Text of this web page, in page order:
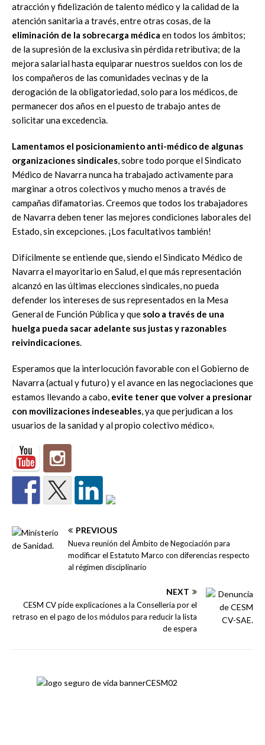
atracción y fidelización de talento médico y la calidad de la
atención sanitaria a través, entre otras cosas, de la
eliminación de la sobrecarga médica en todos los ámbitos;
de la supresión de la exclusiva sin pérdida retributiva; de la
mejora salarial hasta equiparar nuestros sueldos con los de
los compañeros de las comunidades vecinas y de la
derogación de la obligatoriedad, solo para los médicos, de
permanecer dos años en el puesto de trabajo antes de
solicitar una excedencia.
Lamentamos el posicionamiento anti-médico de algunas
organizaciones sindicales, sobre todo porque el Sindicato
Médico de Navarra nunca ha trabajado activamente para
marginar a otros colectivos y mucho menos a través de
campañas difamatorias. Creemos que todos los trabajadores
de Navarra deben tener las mejores condiciones laborales del
Estado, sin excepciones. ¡Los facultativos también!
Difícilmente se entiende que, siendo el Sindicato Médico de
Navarra el mayoritario en Salud, el que más representación
alcanzó en las últimas elecciones sindicales, no pueda
defender los intereses de sus representados en la Mesa
General de Función Pública y que solo a través de una
huelga pueda sacar adelante sus justas y razonables
reivindicaciones.
Esperamos que la interlocución favorable con el Gobierno de
Navarra (actual y futuro) y el avance en las negociaciones que
estamos llevando a cabo, evite tener que volver a presionar
con movilizaciones indeseables, ya que perjudican a los
usuarios de la sanidad y al propio colectivo médico».
PREVIOUS
Nueva reunión del Ámbito de Negociación para
modificar el Estatuto Marco con diferencias respecto
al régimen disciplinario
NEXT
CESM CV pide explicaciones a la Conselleria por el
retraso en el pago de los módulos para reducir la lista
de espera